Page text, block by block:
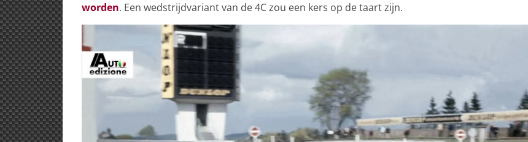
worden. Een wedstrijdvariant van de 4C zou een kers op de taart zijn.